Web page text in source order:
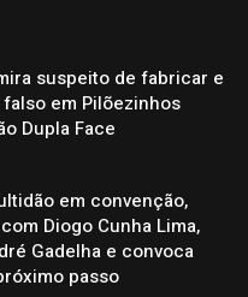
suspeito de fabricar e
em Pilõezinhos
Dupla Face
em convenção,
Diogo Cunha Lima,
Gadelha e convoca
passo